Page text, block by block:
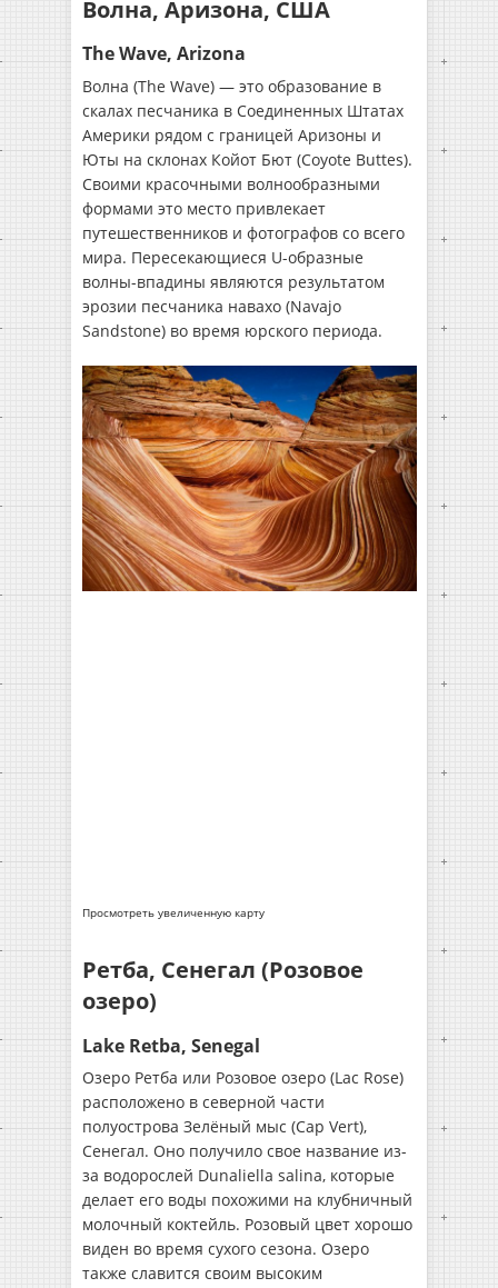
Волна, Аризона, США
The Wave, Arizona
Волна (The Wave) — это образование в
скалах песчаника в Соединенных Штатах
Америки рядом с границей Аризоны и
Юты на склонах Койот Бют (Coyote Buttes).
Своими красочными волнообразными
формами это место привлекает
путешественников и фотографов со всего
мира. Пересекающиеся U-образные
волны-впадины являются результатом
эрозии песчаника навахо (Navajo
Sandstone) во время юрского периода.
Просмотреть увеличенную карту
Ретба, Сенегал (Розовое
озеро)
Lake Retba, Senegal
Озеро Ретба или Розовое озеро (Lac Rose)
расположено в северной части
полуострова Зелёный мыс (Cap Vert),
Сенегал. Оно получило свое название из-
за водорослей Dunaliella salina, которые
делает его воды похожими на клубничный
молочный коктейль. Розовый цвет хорошо
виден во время сухого сезона. Озеро
также славится своим высоким